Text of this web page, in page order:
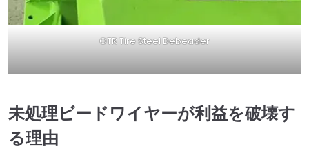
OTR Tire Steel Debeader
未処理ビードワイヤーが利益を破壊す
る理由